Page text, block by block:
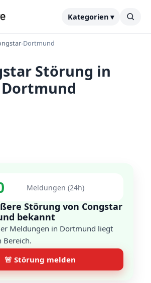
Kategorien ▾
›Dortmund
Störung in
Dortmund
Meldungen (24h)
Störung von Congstar
bekannt
Meldungen in Dortmund liegt
Bereich.
🚨 Störung melden